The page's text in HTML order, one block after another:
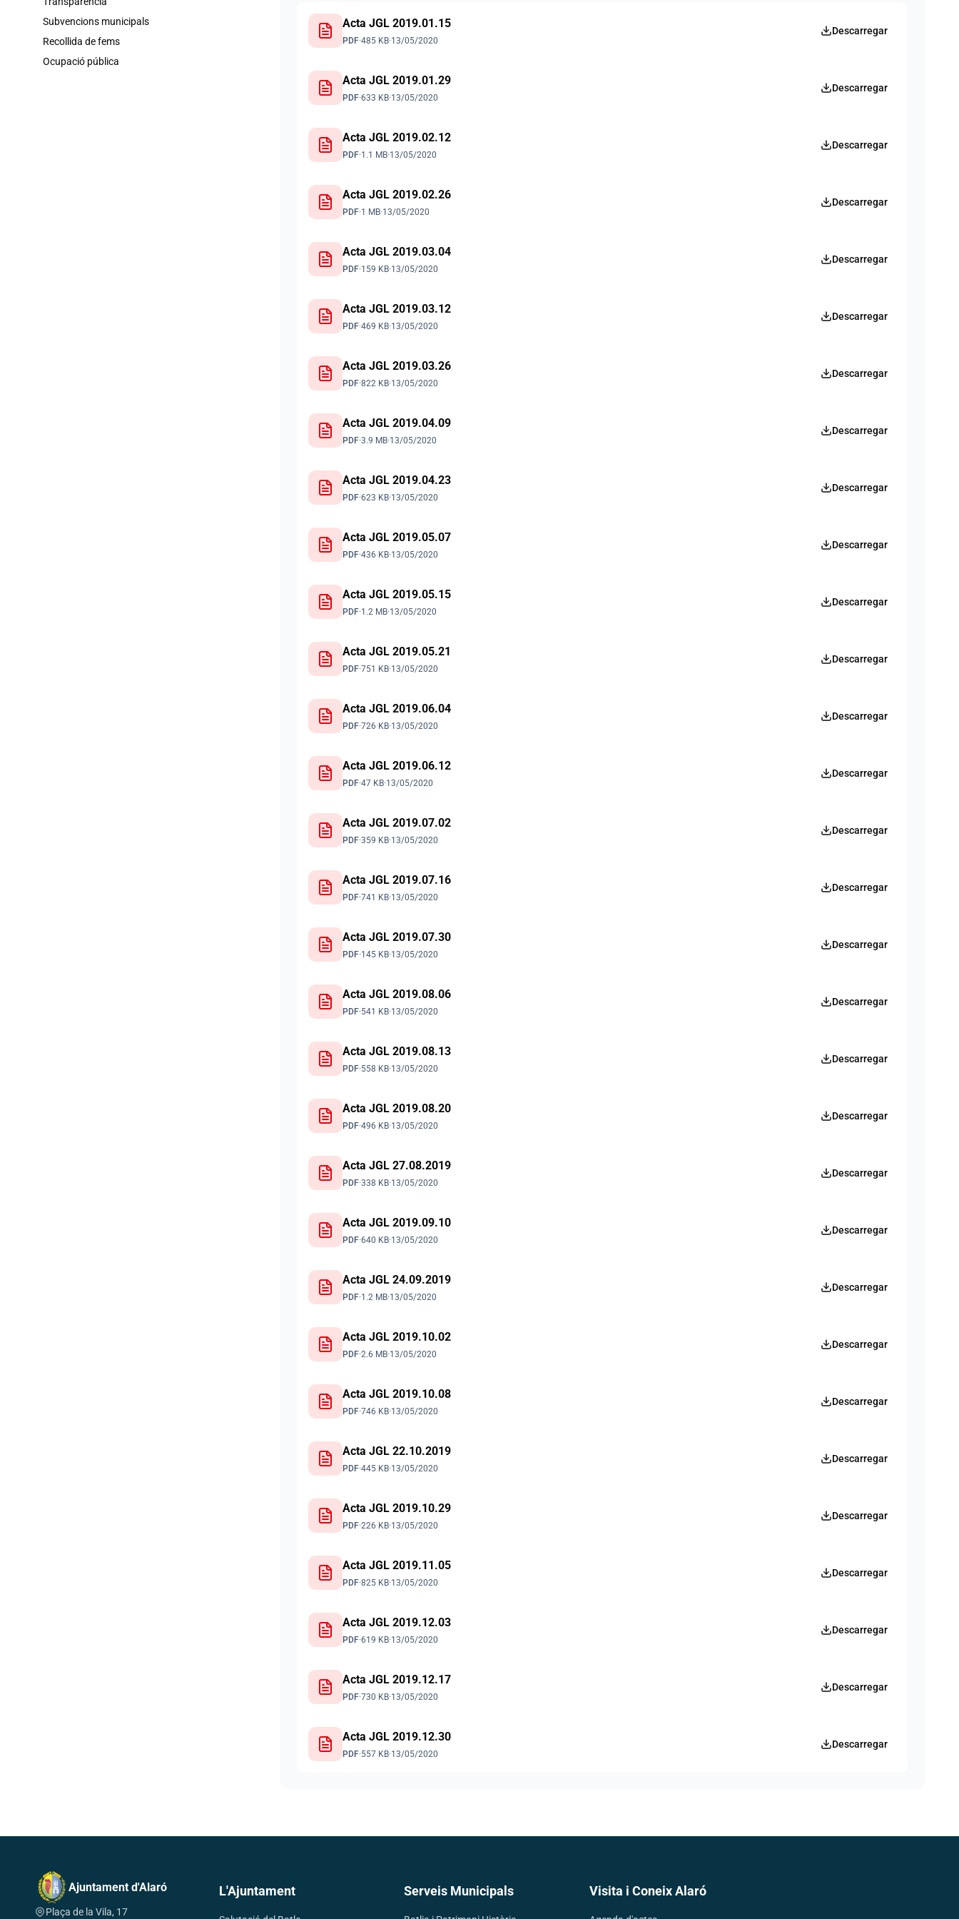
Subvencions municipals
Recollida de fems
Ocupació pública
Acta JGL 2019.01.15
PDF·485 KB·13/05/2020
Descarregar
Acta JGL 2019.01.29
PDF·633 KB·13/05/2020
Descarregar
Acta JGL 2019.02.12
PDF·1.1 MB·13/05/2020
Descarregar
Acta JGL 2019.02.26
PDF·1 MB·13/05/2020
Descarregar
Acta JGL 2019.03.04
PDF·159 KB·13/05/2020
Descarregar
Acta JGL 2019.03.12
PDF·469 KB·13/05/2020
Descarregar
Acta JGL 2019.03.26
PDF·822 KB·13/05/2020
Descarregar
Acta JGL 2019.04.09
PDF·3.9 MB·13/05/2020
Descarregar
Acta JGL 2019.04.23
PDF·623 KB·13/05/2020
Descarregar
Acta JGL 2019.05.07
PDF·436 KB·13/05/2020
Descarregar
Acta JGL 2019.05.15
PDF·1.2 MB·13/05/2020
Descarregar
Acta JGL 2019.05.21
PDF·751 KB·13/05/2020
Descarregar
Acta JGL 2019.06.04
PDF·726 KB·13/05/2020
Descarregar
Acta JGL 2019.06.12
PDF·47 KB·13/05/2020
Descarregar
Acta JGL 2019.07.02
PDF·359 KB·13/05/2020
Descarregar
Acta JGL 2019.07.16
PDF·741 KB·13/05/2020
Descarregar
Acta JGL 2019.07.30
PDF·145 KB·13/05/2020
Descarregar
Acta JGL 2019.08.06
PDF·541 KB·13/05/2020
Descarregar
Acta JGL 2019.08.13
PDF·558 KB·13/05/2020
Descarregar
Acta JGL 2019.08.20
PDF·496 KB·13/05/2020
Descarregar
Acta JGL 27.08.2019
PDF·338 KB·13/05/2020
Descarregar
Acta JGL 2019.09.10
PDF·640 KB·13/05/2020
Descarregar
Acta JGL 24.09.2019
PDF·1.2 MB·13/05/2020
Descarregar
Acta JGL 2019.10.02
PDF·2.6 MB·13/05/2020
Descarregar
Acta JGL 2019.10.08
PDF·746 KB·13/05/2020
Descarregar
Acta JGL 22.10.2019
PDF·445 KB·13/05/2020
Descarregar
Acta JGL 2019.10.29
PDF·226 KB·13/05/2020
Descarregar
Acta JGL 2019.11.05
PDF·825 KB·13/05/2020
Descarregar
Acta JGL 2019.12.03
PDF·619 KB·13/05/2020
Descarregar
Acta JGL 2019.12.17
PDF·730 KB·13/05/2020
Descarregar
Acta JGL 2019.12.30
PDF·557 KB·13/05/2020
Descarregar
Ajuntament d'Alaró
Plaça de la Vila, 17
L'Ajuntament Serveis Municipals Visita i Coneix Alaró